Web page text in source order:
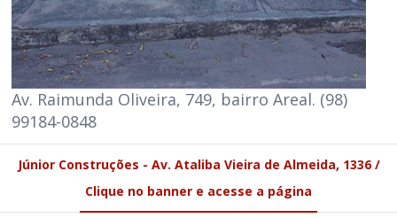
Av. Raimunda Oliveira, 749, bairro Areal. (98)
99184-0848
Júnior Construções - Av. Ataliba Vieira de Almeida, 1336 /
Clique no banner e acesse a página